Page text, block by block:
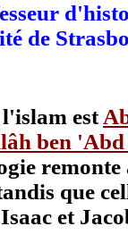
de
est
ben
que
et